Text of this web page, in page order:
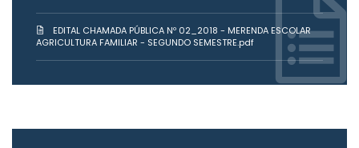
EDITAL CHAMADA PÚBLICA Nº 02_2018 - MERENDA ESCOLAR
AGRICULTURA FAMILIAR - SEGUNDO SEMESTRE.pdf